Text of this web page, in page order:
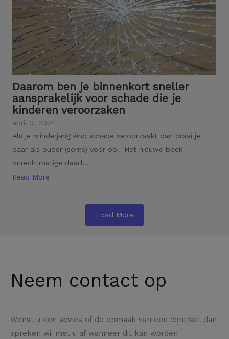
Daarom ben je binnenkort sneller
aansprakelijk voor schade die je
kinderen veroorzaken
april 3, 2024
Als je minderjarig kind schade veroorzaakt dan draai je
daar als ouder (soms) voor op. Het nieuwe boek
onrechtmatige daad...
Read More
Load More
Neem contact op
Wenst u een advies of de opmaak van een contract dan
spreken wij met u af wanneer dit kan worden